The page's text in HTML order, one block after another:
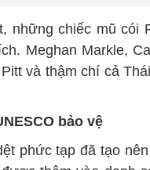
những chiếc mũ cói
Meghan Markle,
và thậm chí cả
bảo vệ
phức tạp đã tạo